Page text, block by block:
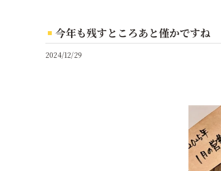
今年も残すところあと僅かですね
2024/12/29